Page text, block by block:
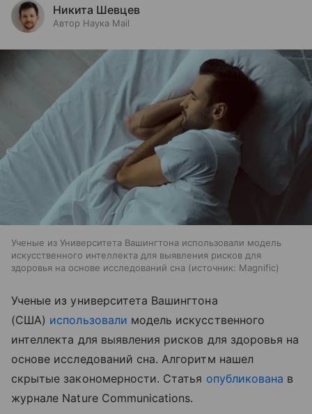
Никита Шевцев
Автор Наука Mail
Ученые из Университета Вашингтона использовали модель
искусственного интеллекта для выявления рисков для
здоровья на основе исследований сна
источник: Magnific
Ученые из университета Вашингтона
(США) использовали модель искусственного
интеллекта для выявления рисков для здоровья на
основе исследований сна. Алгоритм нашел
скрытые закономерности. Статья опубликована в
журнале Nature Communications.